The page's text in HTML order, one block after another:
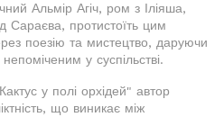
Альмір Агіч, ром з Іліяша,
Сараєва, протистоїть цим
поезію та мистецтво, даруючи
у суспільстві.
у полі орхідей" автор
що виникає між